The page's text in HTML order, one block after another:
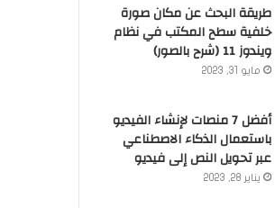
طريقة البحث عن مكان صورة
خلفية سطح المكتب في نظام
ويندوز 11 (شرح بالصور)
مايو 31, 2023
أفضل 7 منصات لإنشاء الفيديو
باستعمال الذكاء الاصطناعي
عبر تحويل النص إلى فيديو
يناير 28, 2023